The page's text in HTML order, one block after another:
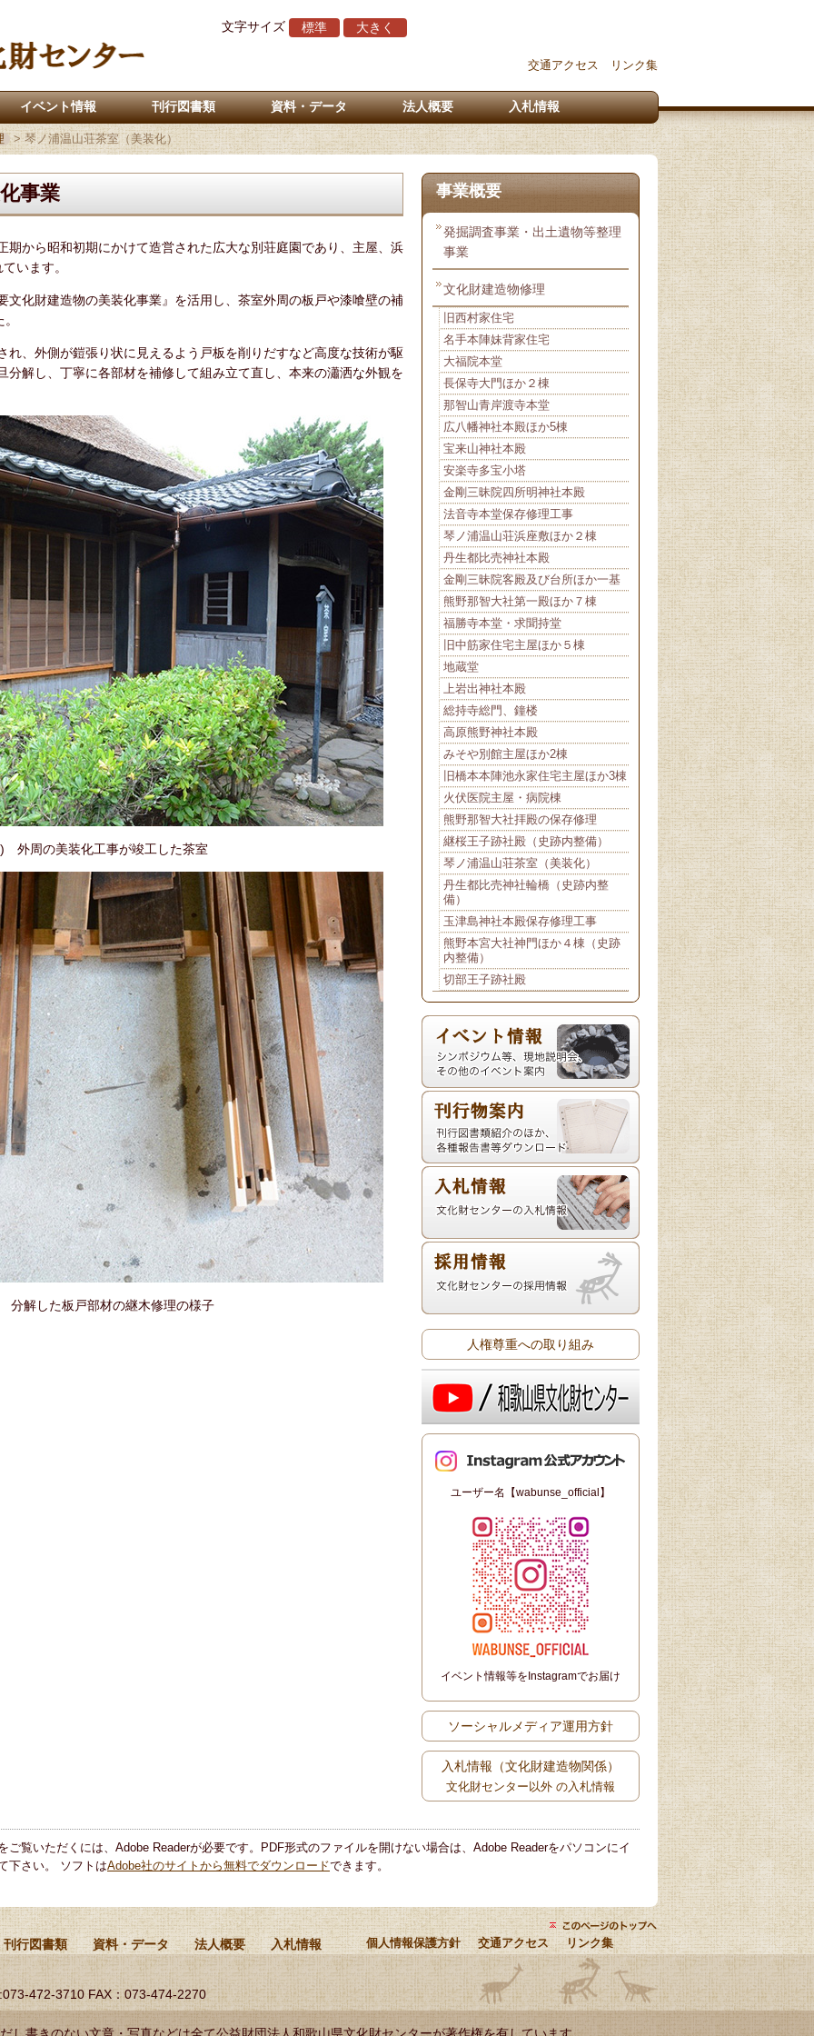
文字サイズ 標準 大きく
交通アクセス リンク集
イベント情報 刊行図書類 資料・データ 法人概要 入札情報
>琴ノ浦温山荘茶室（美装化）
事業
から昭和初期にかけて造営された広大な別荘庭園であり、主屋、浜
います。
化財建造物の美装化事業』を活用し、茶室外周の板戸や漆喰壁の補
、外側が鎧張り状に見えるよう戸板を削りだすなど高度な技術が駆
分解し、丁寧に各部材を補修して組み立て直し、本来の瀟洒な外観を
外周の美装化工事が竣工した茶室
解した板戸部材の継木修理の様子
事業概要
発掘調査事業・出土遺物等整理
事業
文化財建造物修理
旧西村家住宅
名手本陣妹背家住宅
大福院本堂
長保寺大門ほか２棟
那智山青岸渡寺本堂
広八幡神社本殿ほか5棟
宝来山神社本殿
安楽寺多宝小塔
金剛三昧院四所明神社本殿
法音寺本堂保存修理工事
琴ノ浦温山荘浜座敷ほか２棟
丹生都比売神社本殿
金剛三昧院客殿及び台所ほか一基
熊野那智大社第一殿ほか７棟
福勝寺本堂・求聞持堂
旧中筋家住宅主屋ほか５棟
地蔵堂
上岩出神社本殿
総持寺総門、鐘楼
高原熊野神社本殿
みそや別館主屋ほか2棟
旧橋本本陣池永家住宅主屋ほか3棟
火伏医院主屋・病院棟
熊野那智大社拝殿の保存修理
継桜王子跡社殿（史跡内整備）
琴ノ浦温山荘茶室（美装化）
丹生都比売神社輪橋（史跡内整
備）
玉津島神社本殿保存修理工事
熊野本宮大社神門ほか４棟（史跡
内整備）
切部王子跡社殿
人権尊重への取り組み
ユーザー名【wabunse_official】
イベント情報等をInstagramでお届け
ソーシャルメディア運用方針
入札情報（文化財建造物関係）
文化財センター以外 の入札情報
ご覧いただくには、Adobe Readerが必要です。PDF形式のファイルを開けない場合は、Adobe Readerをパソコンにイ
下さい。 ソフトはAdobe社のサイトから無料でダウンロードできます。
刊行図書類 資料・データ 法人概要 入札情報 個人情報保護方針 交通アクセス リンク集
472-3710 FAX：073-474-2270